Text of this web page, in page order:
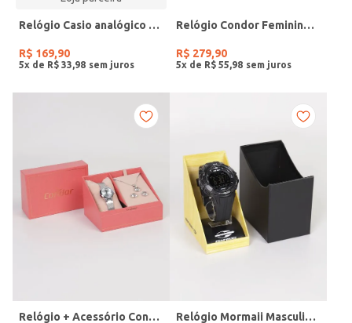
Relógio Casio analógico MW-240-4BVDF-SC
R$ 169,90
5x de R$ 33 98
Relógio Condor Feminino DOURADO
R$ 279,90
5x de R$ 55 98
Relógio + Acessório Condor Feminino PRATA Relógio Mormaii Masculino PRETO